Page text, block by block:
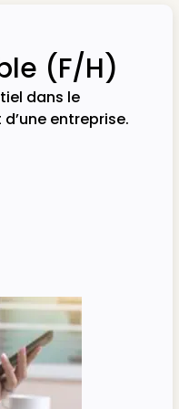
(F/H)
dans le
entreprise.